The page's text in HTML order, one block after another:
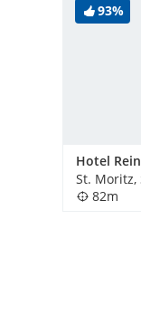
93%
St. Moritz,
82m